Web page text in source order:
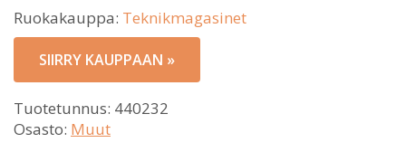
Ruokakauppa: Teknikmagasinet
SIIRRY KAUPPAAN »
Tuotetunnus: 440232
Osasto: Muut